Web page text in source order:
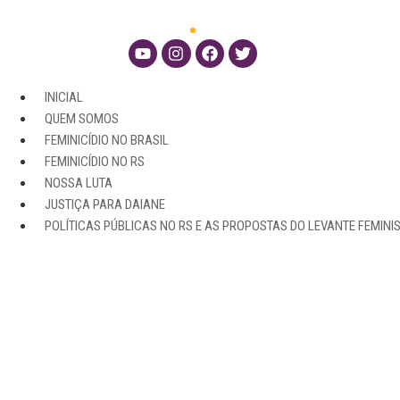
INICIAL
QUEM SOMOS
FEMINICÍDIO NO BRASIL
FEMINICÍDIO NO RS
NOSSA LUTA
JUSTIÇA PARA DAIANE
POLÍTICAS PÚBLICAS NO RS E AS PROPOSTAS DO LEVANTE